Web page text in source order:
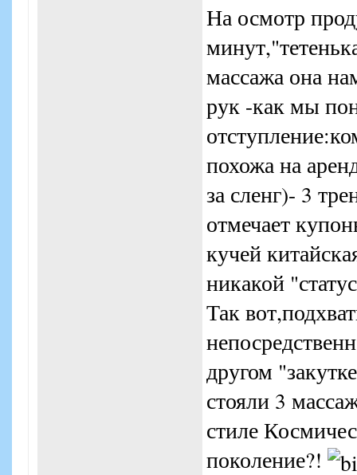
На осмотр
массажа она
рук -как мы
похожа на
за сленг)- 3
отмечает
кучей
никакой
Так
другом
стояли 3
стиле
поколение?!